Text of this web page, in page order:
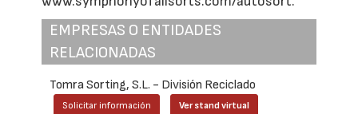
EMPRESAS O ENTIDADES
RELACIONADAS
Tomra Sorting, S.L. - División Reciclado
Solicitar información Ver stand virtual